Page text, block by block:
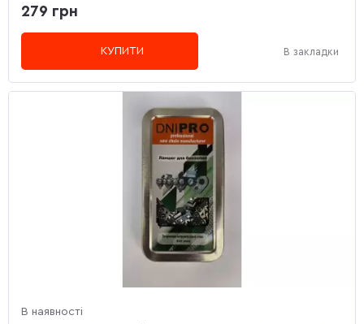
279 грн
КУПИТИ В закладки
В наявності